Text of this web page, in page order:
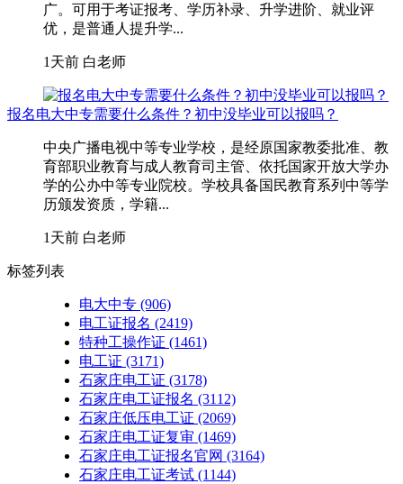
广。可用于考证报考、学历补录、升学进阶、就业评
优，是普通人提升学...
1天前 白老师
报名电大中专需要什么条件？初中没毕业可以报吗？
中央广播电视中等专业学校，是经原国家教委批准、教
育部职业教育与成人教育司主管、依托国家开放大学办
学的公办中等专业院校。学校具备国民教育系列中等学
历颁发资质，学籍...
1天前 白老师
标签列表
电大中专 (906)
电工证报名 (2419)
特种工操作证 (1461)
电工证 (3171)
石家庄电工证 (3178)
石家庄电工证报名 (3112)
石家庄低压电工证 (2069)
石家庄电工证复审 (1469)
石家庄电工证报名官网 (3164)
石家庄电工证考试 (1144)